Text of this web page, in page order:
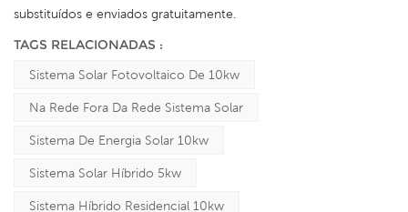
substituídos e enviados gratuitamente.
TAGS RELACIONADAS :
Sistema Solar Fotovoltaico De 10kw
Na Rede Fora Da Rede Sistema Solar
Sistema De Energia Solar 10kw
Sistema Solar Híbrido 5kw
Sistema Híbrido Residencial 10kw